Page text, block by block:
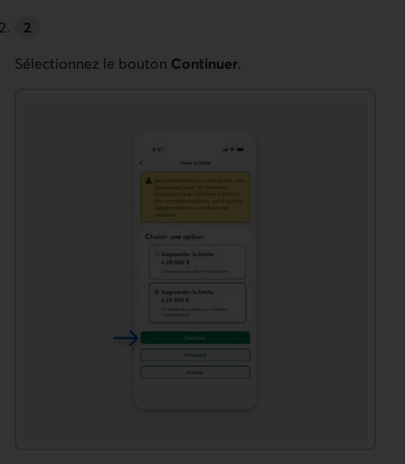
Sélectionnez le bouton Continuer.